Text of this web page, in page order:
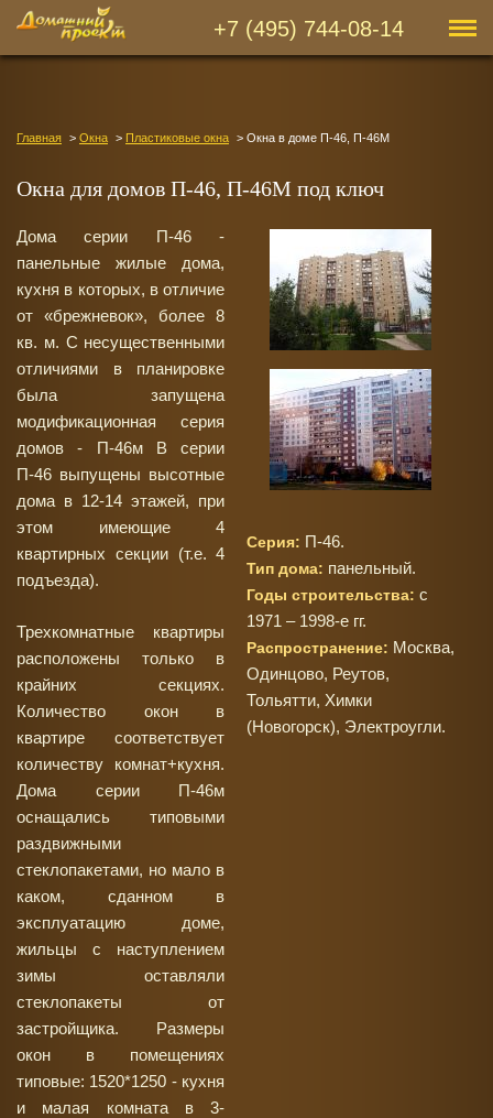
+7 (495) 744-08-14
Главная Окна Пластиковые окна Окна в доме П-46, П-46М
Окна для домов П-46, П-46М под ключ
Дома серии П-46 -
панельные жилые дома,
кухня в которых, в отличие
от «брежневок», более 8
кв. м. С несущественными
отличиями в планировке
была запущена
модификационная серия
домов - П-46м В серии
П-46 выпущены высотные
дома в 12-14 этажей, при
этом имеющие 4
квартирных секции (т.е. 4
подъезда).
Трехкомнатные квартиры
расположены только в
крайних секциях.
Количество окон в
квартире соответствует
количеству комнат+кухня.
Дома серии П-46м
оснащались типовыми
раздвижными
стеклопакетами, но мало в
каком, сданном в
эксплуатацию доме,
жильцы с наступлением
зимы оставляли
стеклопакеты от
застройщика. Размеры
окон в помещениях
типовые: 1520*1250 - кухня
и малая комната в 3-
Серия: П-46.
Тип дома: панельный.
Годы строительства: с
1971 – 1998-е гг.
Распространение: Москва,
Одинцово, Реутов,
Тольятти, Химки
(Новогорск), Электроугли.